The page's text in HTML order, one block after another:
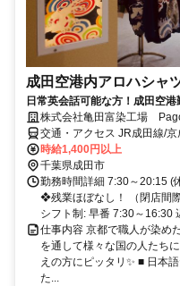
成田空港内アロハシャ
日常英会話可能な方！成田空
株式会社亀田富染工場
交通・アクセス JR成田線/
から徒歩3分
時給1,400円以上
千葉県成田市
勤務時間詳細 7:30～20:15 (
❖残業ほぼなし！ （閉店間
シフト制: 早番 7:30～16:30
仕事内容 京都で職人が染め
を通して様々な国の人たち
えの方にピッタリ✨ ■ 日本
た...